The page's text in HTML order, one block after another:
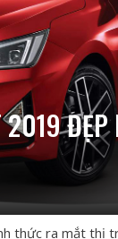
2019
thức ra mắt thị